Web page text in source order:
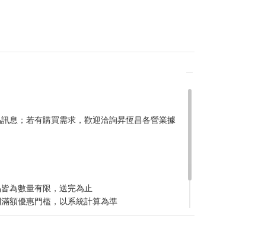
稍後決定
息；若有購買需求，歡迎洽詢昇恆昌各營業據
為數量有限，送完為止
額優惠門檻，以系統計算為準